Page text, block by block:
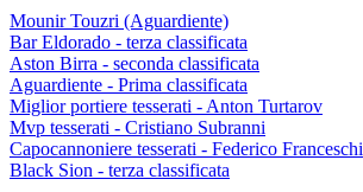
Mounir Touzri (Aguardiente)
Bar Eldorado - terza classificata
Aston Birra - seconda classificata
Aguardiente - Prima classificata
Miglior portiere tesserati - Anton Turtarov
Mvp tesserati - Cristiano Subranni
Capocannoniere tesserati - Federico Franceschi
Black Sion - terza classificata